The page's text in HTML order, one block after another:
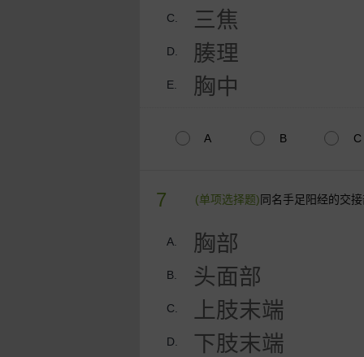
C. 三焦
D. 腠理
E. 胸中
A B C
7 (单项选择题)同名手足阳经的交
A. 胸部
B. 头面部
C. 上肢末端
D. 下肢末端